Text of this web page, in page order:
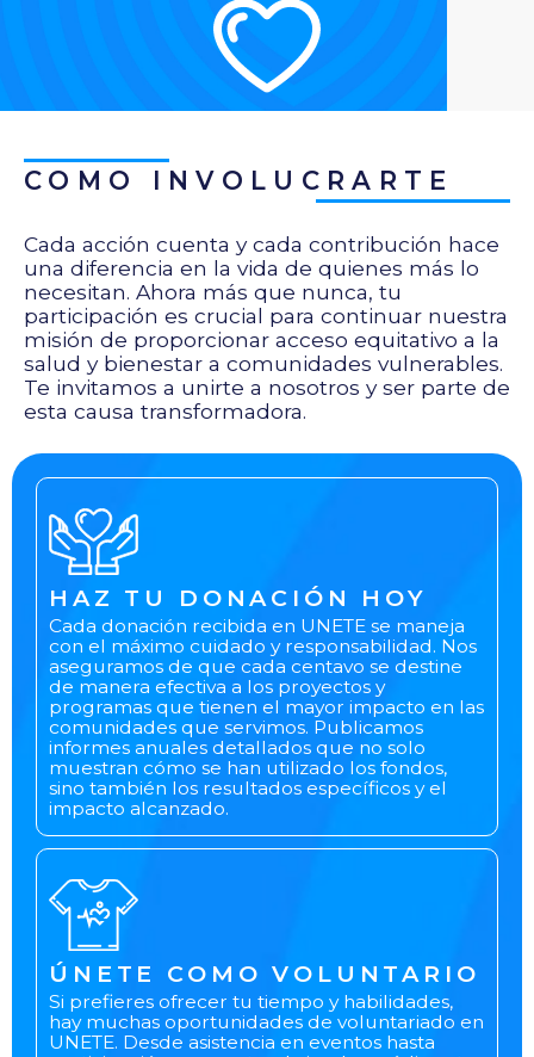
COMO INVOLUCRARTE
Cada acción cuenta y cada contribución hace
una diferencia en la vida de quienes más lo
necesitan. Ahora más que nunca, tu
participación es crucial para continuar nuestra
misión de proporcionar acceso equitativo a la
salud y bienestar a comunidades vulnerables.
Te invitamos a unirte a nosotros y ser parte de
esta causa transformadora.
HAZ TU DONACIÓN HOY
Cada donación recibida en UNETE se maneja
con el máximo cuidado y responsabilidad. Nos
aseguramos de que cada centavo se destine
de manera efectiva a los proyectos y
programas que tienen el mayor impacto en las
comunidades que servimos. Publicamos
informes anuales detallados que no solo
muestran cómo se han utilizado los fondos,
sino también los resultados específicos y el
impacto alcanzado.
ÚNETE COMO VOLUNTARIO
Si prefieres ofrecer tu tiempo y habilidades,
hay muchas oportunidades de voluntariado en
UNETE. Desde asistencia en eventos hasta